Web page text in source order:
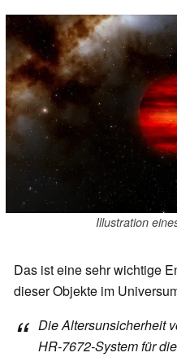
Illustration
Das ist eine sehr wichtige
dieser Objekte im
Die Altersunsicherheit
HR-7672-System für